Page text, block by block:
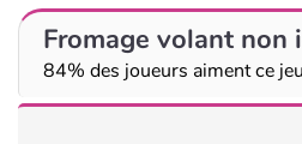
Fromage volant non
84% des joueurs aiment ce jeu